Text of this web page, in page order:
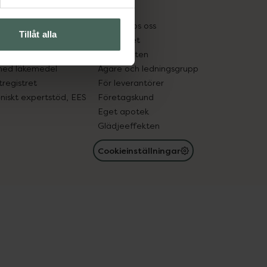
Tillåt alla
in gammal medicin
läkemedel
expertstöd, EES
Pressrum
Jobba hos oss
Hållbarhet
Samarbeten
Ägare och ledningsgrupp
För leverantörer
Företagskund
Eget apotek
Glädjeeffekten
Cookieinställningar